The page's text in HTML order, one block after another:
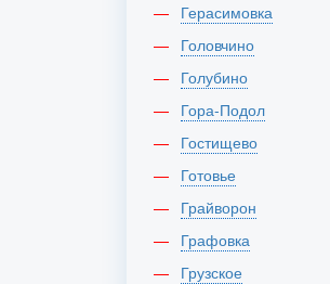
Герасимовка
Головчино
Голубино
Гора-Подол
Гостищево
Готовье
Грайворон
Графовка
Грузское